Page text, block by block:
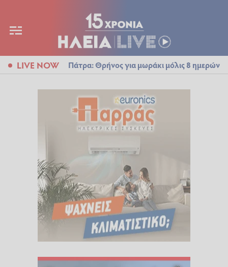
LIVE NOW Πάτρα: Θρήνος για μωράκι μόλις 8 ημερών